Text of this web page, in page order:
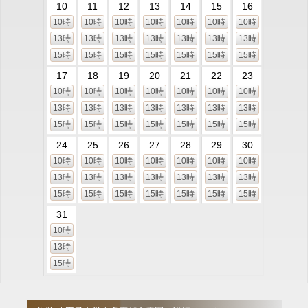
10
10時
13時
15時
11
10時
13時
15時
12
10時
13時
15時
13
10時
13時
15時
14
10時
13時
15時
15
10時
13時
15時
16
10時
13時
15時
17
10時
13時
15時
18
10時
13時
15時
19
10時
13時
15時
20
10時
13時
15時
21
10時
13時
15時
22
10時
13時
15時
23
10時
13時
15時
24
10時
13時
15時
25
10時
13時
15時
26
10時
13時
15時
27
10時
13時
15時
28
10時
13時
15時
29
10時
13時
15時
30
10時
13時
15時
31
10時
13時
15時